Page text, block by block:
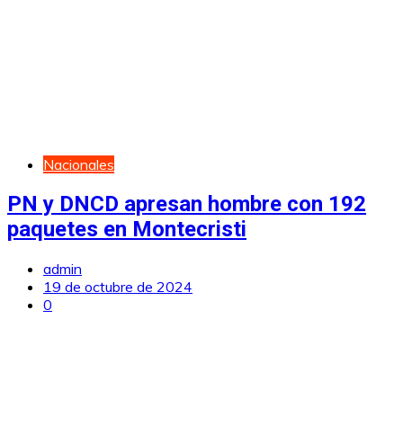
Nacionales
PN y DNCD apresan hombre con 192
paquetes en Montecristi
admin
19 de octubre de 2024
0